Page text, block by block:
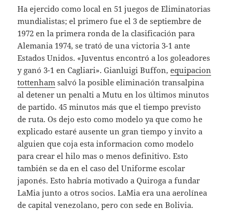
Ha ejercido como local en 51 juegos de Eliminatorias
mundialistas; el primero fue el 3 de septiembre de
1972 en la primera ronda de la clasificación para
Alemania 1974, se trató de una victoria 3-1 ante
Estados Unidos. «Juventus encontró a los goleadores
y ganó 3-1 en Cagliari». Gianluigi Buffon,equipacion
tottenham salvó la posible eliminación transalpina
al detener un penalti a Mutu en los últimos minutos
de partido. 45 minutos más que el tiempo previsto
de ruta. Os dejo esto como modelo ya que como he
explicado estaré ausente un gran tiempo y invito a
alguien que coja esta informacion como modelo
para crear el hilo mas o menos definitivo. Esto
también se da en el caso del Uniforme escolar
japonés. Esto habría motivado a Quiroga a fundar
LaMia junto a otros socios. LaMia era una aerolínea
de capital venezolano, pero con sede en Bolivia.